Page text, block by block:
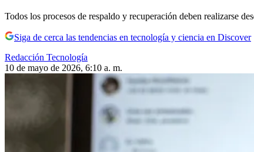
Todos los procesos de respaldo y recuperación deben realizarse
Siga de cerca las tendencias en tecnología y ciencia en Discover
Redacción Tecnología
10 de mayo de 2026, 6:10 a. m.